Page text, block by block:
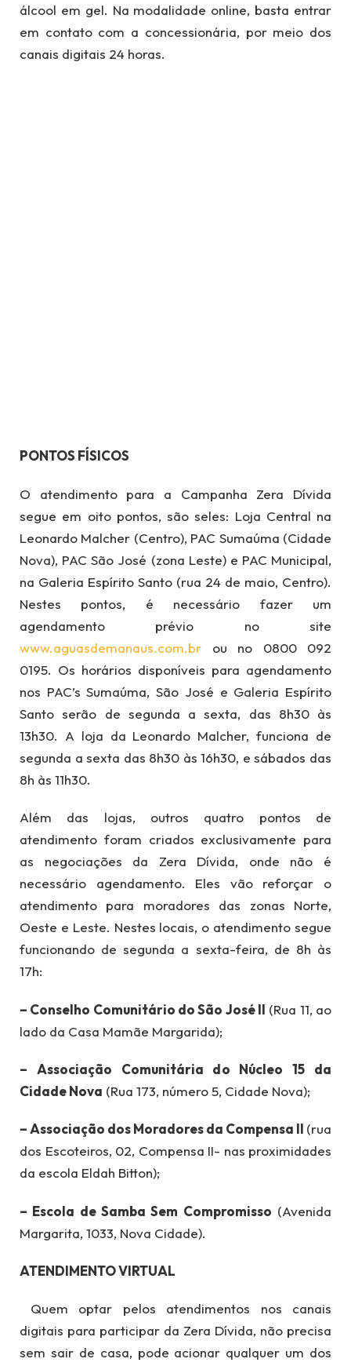
álcool em gel. Na modalidade online, basta entrar
em contato com a concessionária, por meio dos
canais digitais 24 horas.
PONTOS FÍSICOS
O atendimento para a Campanha Zera Dívida
segue em oito pontos, são seles: Loja Central na
Leonardo Malcher (Centro), PAC Sumaúma (Cidade
Nova), PAC São José (zona Leste) e PAC Municipal,
na Galeria Espírito Santo (rua 24 de maio, Centro).
Nestes pontos, é necessário fazer um
agendamento prévio no site
www.aguasdemanaus.com.br ou no 0800 092
0195. Os horários disponíveis para agendamento
nos PAC’s Sumaúma, São José e Galeria Espírito
Santo serão de segunda a sexta, das 8h30 às
13h30. A loja da Leonardo Malcher, funciona de
segunda a sexta das 8h30 às 16h30, e sábados das
8h às 11h30.
Além das lojas, outros quatro pontos de
atendimento foram criados exclusivamente para
as negociações da Zera Dívida, onde não é
necessário agendamento. Eles vão reforçar o
atendimento para moradores das zonas Norte,
Oeste e Leste. Nestes locais, o atendimento segue
funcionando de segunda a sexta-feira, de 8h às
17h:
– Conselho Comunitário do São José II (Rua 11, ao
lado da Casa Mamãe Margarida);
– Associação Comunitária do Núcleo 15 da
Cidade Nova (Rua 173, número 5, Cidade Nova);
– Associação dos Moradores da Compensa II (rua
dos Escoteiros, 02, Compensa II- nas proximidades
da escola Eldah Bitton);
– Escola de Samba Sem Compromisso (Avenida
Margarita, 1033, Nova Cidade).
ATENDIMENTO VIRTUAL
Quem optar pelos atendimentos nos canais
digitais para participar da Zera Dívida, não precisa
sem sair de casa, pode acionar qualquer um dos